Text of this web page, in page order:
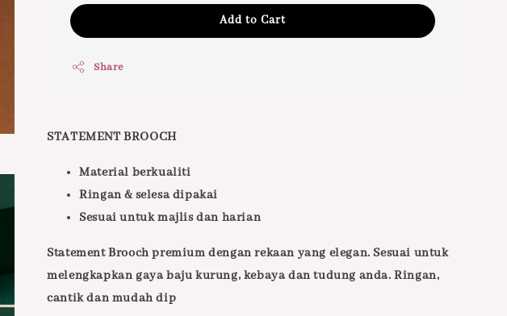
Add to Cart
Share
STATEMENT BROOCH
Material berkualiti
Ringan & selesa dipakai
Sesuai untuk majlis dan harian
Statement Brooch premium dengan rekaan yang elegan. Sesuai untuk
melengkapkan gaya baju kurung, kebaya dan tudung anda. Ringan,
cantik dan mudah dip